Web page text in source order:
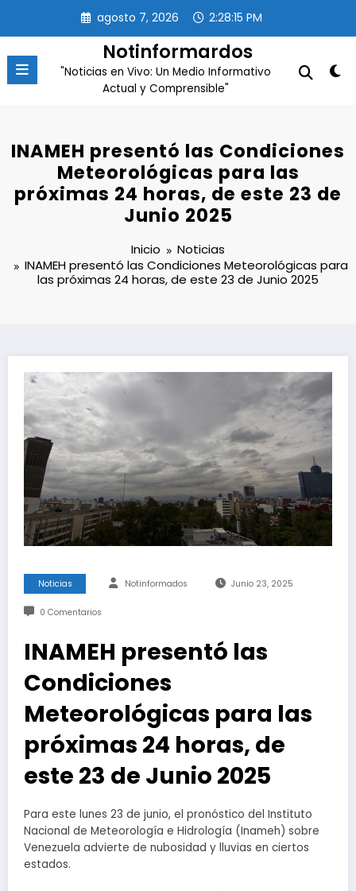
contenido
agosto 7, 2026 2:28:15 PM
Notinformardos
"Noticias en Vivo: Un Medio Informativo
Actual y Comprensible"
INAMEH presentó las Condiciones
Meteorológicas para las
próximas 24 horas, de este 23 de
Junio 2025
Inicio
Noticias
INAMEH presentó las Condiciones Meteorológicas para
las próximas 24 horas, de este 23 de Junio 2025
Noticias Notinformados Junio 23, 2025
0 Comentarios
INAMEH presentó las
Condiciones
Meteorológicas para las
próximas 24 horas, de
este 23 de Junio 2025
Para este lunes 23 de junio, el pronóstico del Instituto
Nacional de Meteorología e Hidrología (Inameh) sobre
Venezuela advierte de nubosidad y lluvias en ciertos
estados.